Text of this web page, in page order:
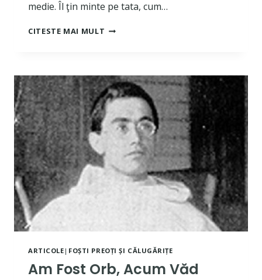
medie. Îl ţin minte pe tata, cum…
CITESTE MAI MULT MĂRTURIA
FLOREA
ARTICOLE | FOȘTI PREOȚI ȘI CĂLUGĂRIȚE
Am Fost Orb, Acum Văd